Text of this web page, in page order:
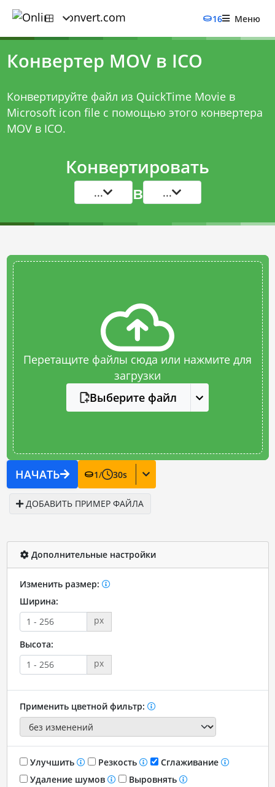
16 Меню
Конвертер MOV в ICO
Конвертируйте файл из QuickTime Movie в
Microsoft icon file с помощью этого конвертера
MOV в ICO.
Конвертировать
... в ...
Перетащите файлы сюда или нажмите для
загрузки
Выберите файл
НАЧАТЬ 1/ 30s
ДОБАВИТЬ ПРИМЕР ФАЙЛА
Дополнительные настройки
Изменить размер:
Ширина:
px
Высота:
px
Применить цветной фильтр:
Улучшить Резкость
Сглаживание
Удаление шумов
Выровнять